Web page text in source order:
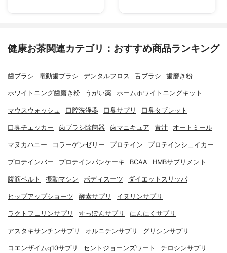
健康お茶関連カテゴリ：おすすめ商品ランキング
歯ブラシ 電動歯ブラシ デンタルフロス 舌ブラシ 歯磨き粉
ホワイトニング歯磨き粉 うがい薬 ホームホワイトニングキット
マウスウォッシュ 口腔洗浄器 口臭サプリ 口臭タブレット
口臭チェッカー 歯ブラシ除菌器 歯マニキュア 青汁 オートミール
マヌカハニー コラーゲンゼリー プロテイン プロテインシェイカー
プロテインバー プロテインパンケーキ BCAA HMBサプリメント
腹筋ベルト 振動マシン ボディスーツ ダイエットスリッパ
ヒップアップショーツ 酵素サプリ イヌリンサプリ
ラクトフェリンサプリ すっぽんサプリ にんにくサプリ
アスタキサンチンサプリ オルニチンサプリ グリシンサプリ
コエンザイムq10サプリ セントジョーンズワート チロシンサプリ